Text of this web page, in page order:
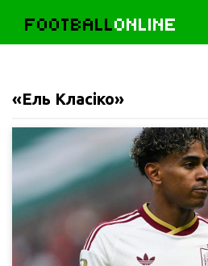
FOOTBALLONLINE
«Ель Класіко»